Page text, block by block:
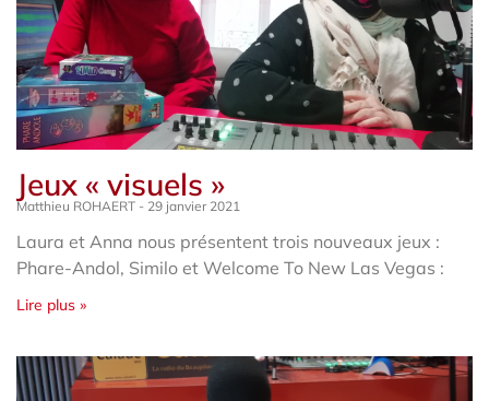
Jeux « visuels »
Matthieu ROHAERT 29 janvier 2021
Laura et Anna nous présentent trois nouveaux jeux :
Phare-Andol, Similo et Welcome To New Las Vegas :
Lire plus »